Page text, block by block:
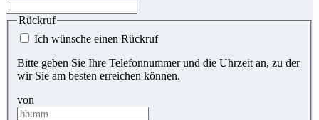
Rückruf
Ich wünsche einen Rückruf
Bitte geben Sie Ihre Telefonnummer und die Uhrzeit an, zu der
wir Sie am besten erreichen können.
von